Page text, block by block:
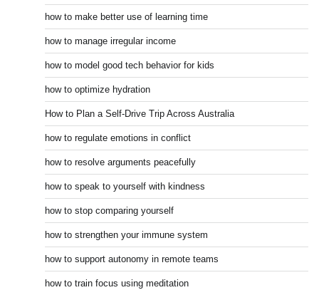
how to make better use of learning time
how to manage irregular income
how to model good tech behavior for kids
how to optimize hydration
How to Plan a Self-Drive Trip Across Australia
how to regulate emotions in conflict
how to resolve arguments peacefully
how to speak to yourself with kindness
how to stop comparing yourself
how to strengthen your immune system
how to support autonomy in remote teams
how to train focus using meditation